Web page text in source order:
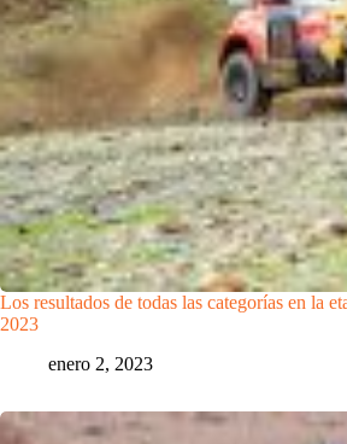
Los resultados de todas las categorías en la
2023
enero 2, 2023